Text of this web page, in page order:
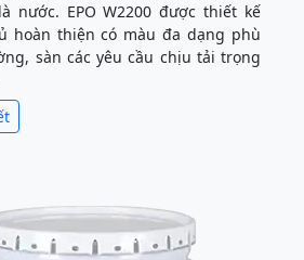
nước. EPO W2200 được thiết kế
hoàn thiện có màu đa dạng phù
sàn các yêu cầu chịu tải trọng